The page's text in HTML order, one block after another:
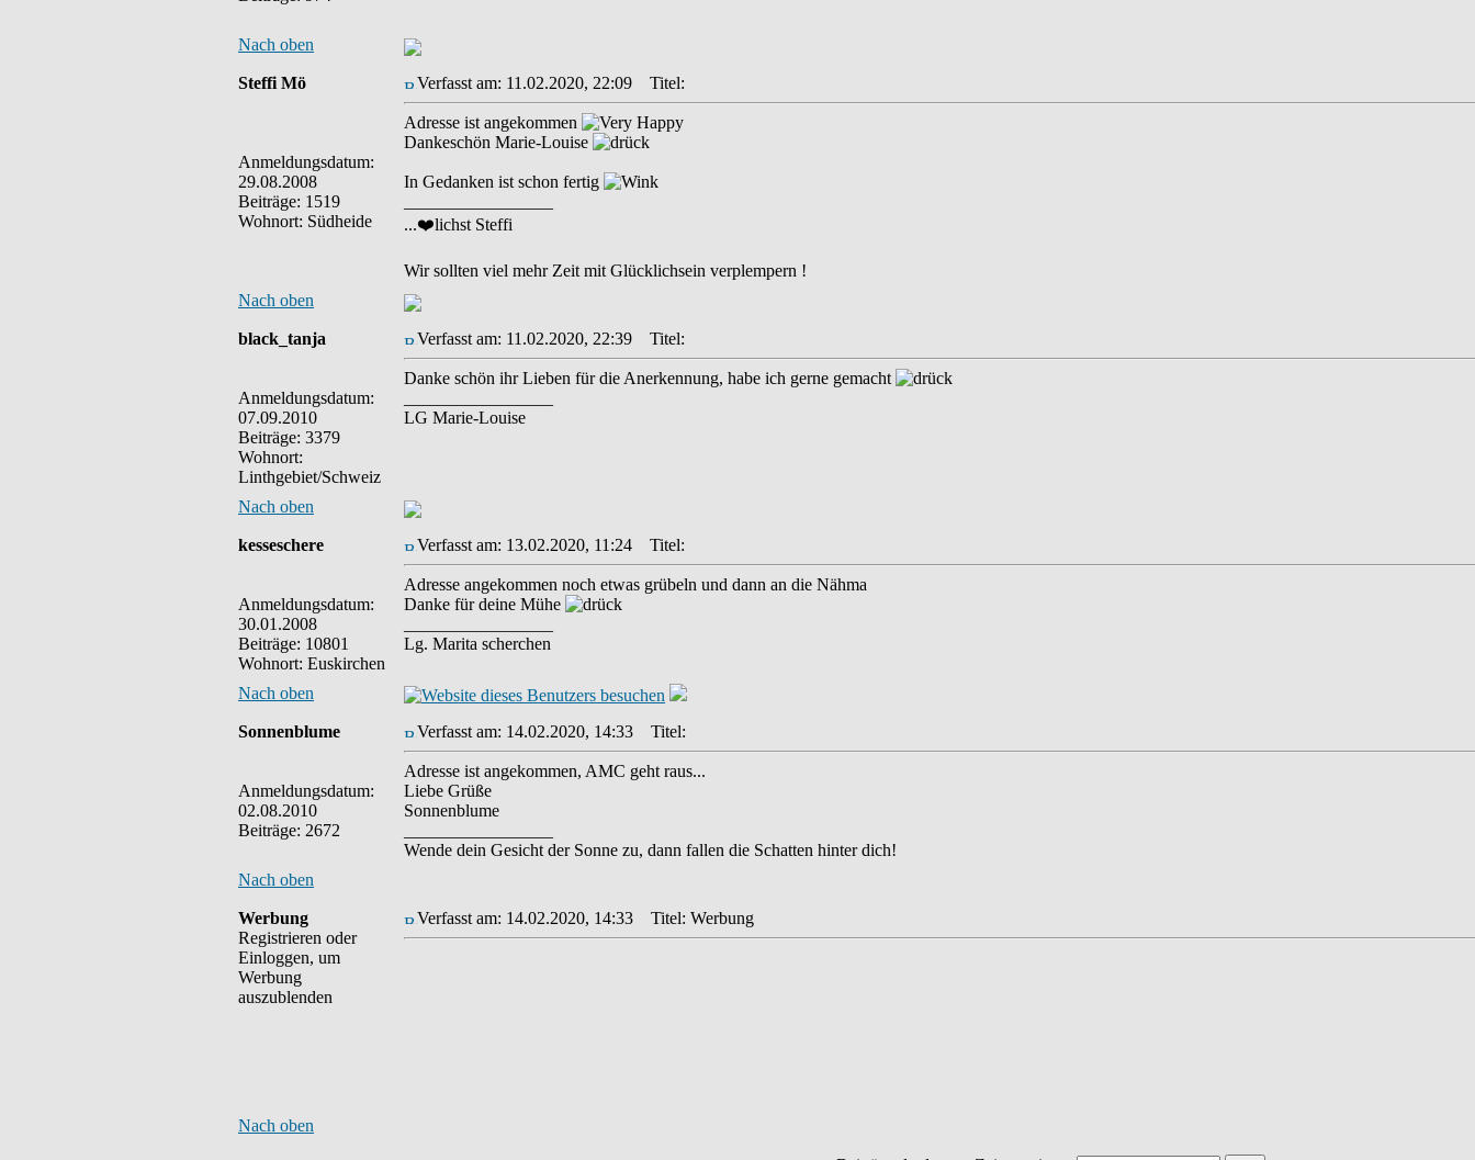
Nach oben
Steffi Mö
Anmeldungsdatum:
29.08.2008
Beiträge: 1519
Wohnort: Südheide
Verfasst am: 11.02.2020, 22:09 Titel:
Adresse ist angekommen
Dankeschön Marie-Louise
In Gedanken ist schon fertig
...❤️lichst Steffi
Wir sollten viel mehr Zeit mit Glücklichsein verplempern !
Nach oben
black_tanja
Anmeldungsdatum:
07.09.2010
Beiträge: 3379
Wohnort:
Linthgebiet/Schweiz
Verfasst am: 11.02.2020, 22:39 Titel:
Danke schön ihr Lieben für die Anerkennung, habe ich gerne gemacht
LG Marie-Louise
Nach oben
kesseschere
Anmeldungsdatum:
30.01.2008
Beiträge: 10801
Wohnort: Euskirchen
Verfasst am: 13.02.2020, 11:24 Titel:
Adresse angekommen noch etwas grübeln und dann an die Nähma
Danke für deine Mühe
Lg. Marita scherchen
Nach oben
Sonnenblume
Anmeldungsdatum:
02.08.2010
Beiträge: 2672
Verfasst am: 14.02.2020, 14:33 Titel:
Adresse ist angekommen, AMC geht raus...
Liebe Grüße
Sonnenblume
Wende dein Gesicht der Sonne zu, dann fallen die Schatten hinter dich!
Nach oben
Werbung
Registrieren oder
Einloggen, um
Werbung
auszublenden
Verfasst am: 14.02.2020, 14:33 Titel: Werbung
Nach oben